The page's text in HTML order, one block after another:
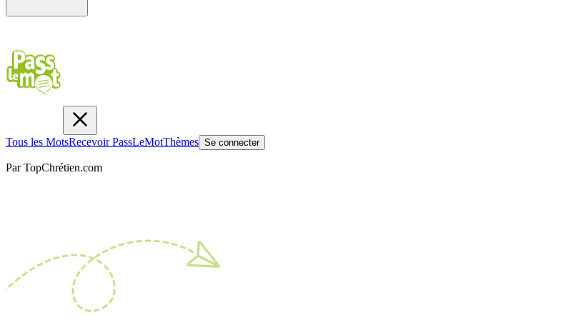
Tous les MotsRecevoir PassLeMotThèmes Se connecter
Par TopChrétien.com